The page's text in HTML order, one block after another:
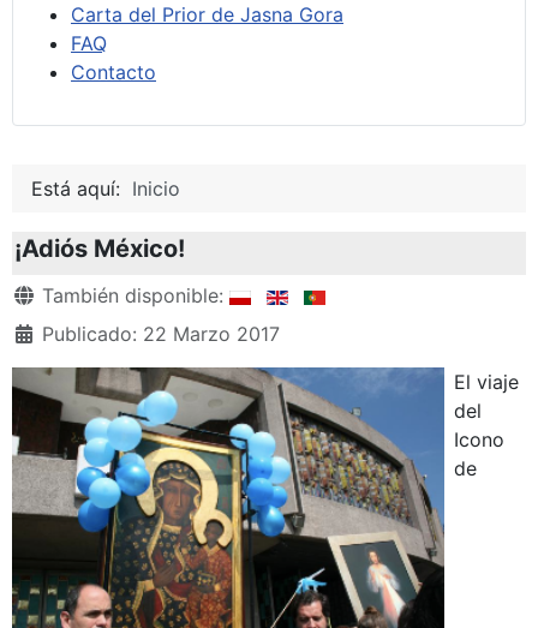
Carta del Prior de Jasna Gora
FAQ
Contacto
Está aquí: Inicio
¡Adiós México!
Detalles
También disponible:
Publicado: 22 Marzo 2017
El viaje
del
Icono
de